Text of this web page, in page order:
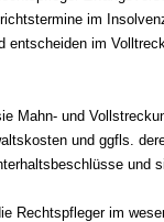
im
entscheiden im
Mahn- und
und ggfls.
und
Rechtspfleger im